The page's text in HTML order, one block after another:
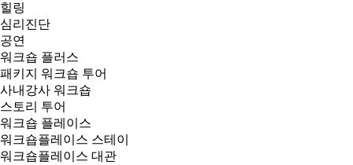
힐링
심리진단
공연
워크숍 플러스
패키지 워크숍 투어
사내강사 워크숍
스토리 투어
워크숍 플레이스
워크숍플레이스 스테이
워크숍플레이스 대관